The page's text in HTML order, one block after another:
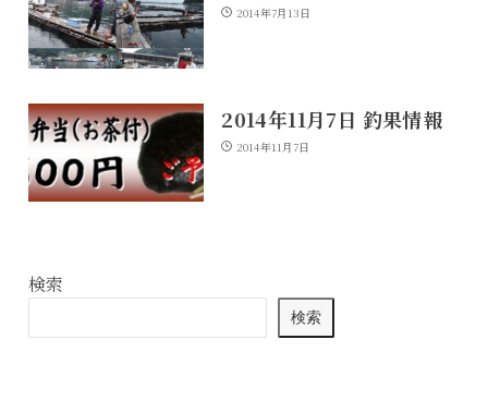
2014年7月13日
2014年11月7日 釣果情報
2014年11月7日
検索
検索